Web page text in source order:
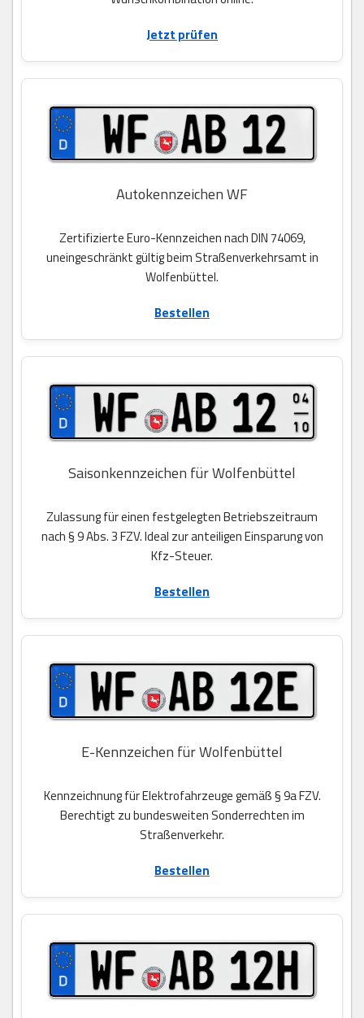
Jetzt prüfen
Autokennzeichen WF
Zertifizierte Euro-Kennzeichen nach DIN 74069,
uneingeschränkt gültig beim Straßenverkehrsamt in
Wolfenbüttel.
Bestellen
Saisonkennzeichen für Wolfenbüttel
Zulassung für einen festgelegten Betriebszeitraum
nach § 9 Abs. 3 FZV. Ideal zur anteiligen Einsparung von
Kfz-Steuer.
Bestellen
E-Kennzeichen für Wolfenbüttel
Kennzeichnung für Elektrofahrzeuge gemäß § 9a FZV.
Berechtigt zu bundesweiten Sonderrechten im
Straßenverkehr.
Bestellen